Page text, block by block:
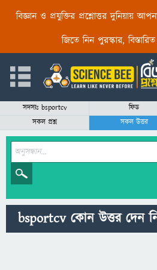
বিজ্ঞান ও প্রযুক্তির প্রশ্নোত্তর দুনিয়ায়
জিতে নিন পুরস্কার, বিস্তারিত
সদস্যঃ bsportcv ফিড
সকল প্রশ্ন
সকল উত্তর
bsportcv কোন উত্তর দেন